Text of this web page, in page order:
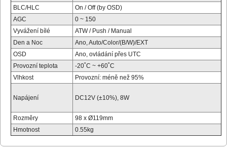
BLC/HLC
On / Off (by OSD)
AGC
0 ~ 150
Vyvážení bílé
ATW / Push / Manual
Den a Noc
Ano, Auto/Color/(B/W)/EXT
OSD
Ano, ovládání přes UTC
Provozní teplota
-20˚C ~ +60˚C
Vlhkost
Provozní: méně než 95%
Napájení DC12V (±10%), 8W
Rozměry
98 x Ø119mm
Hmotnost
0.55kg